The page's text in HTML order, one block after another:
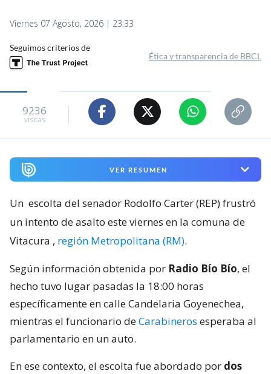
Viernes 07 Agosto, 2026 | 23:33
Seguimos criterios de
Ética y transparencia de BBCL
9236
visitas
VER RESUMEN
Un escolta del senador Rodolfo Carter (REP) frustró
un intento de asalto este viernes en la comuna de
Vitacura , región Metropolitana (RM).
Según información obtenida por Radio Bío Bío, el
hecho tuvo lugar pasadas la 18:00 horas
específicamente en calle Candelaria Goyenechea,
mientras el funcionario deCarabineros esperaba al
parlamentario en un auto.
En ese contexto, el escolta fue abordado por dos